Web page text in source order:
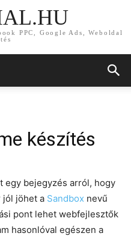
PPC, Google Ads, Weboldal
készítés
egy bejegyzés arról, hogy
jól jöhet a Sandbox nevű
pont lehet webfejlesztők
hasonlóval egészen a